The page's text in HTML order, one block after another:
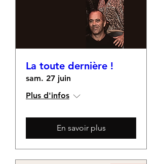
La toute dernière !
sam. 27 juin
Plus d'infos
En savoir plus